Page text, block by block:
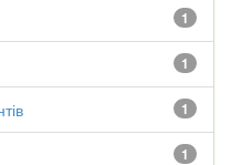
1
1
1
1